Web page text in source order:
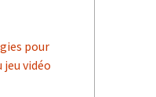
pour
vidéo